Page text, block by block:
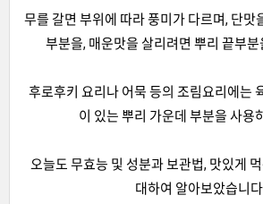
무를 갈면 부위에 따라 풍미가 다르며, 단맛
부분을, 매운맛을 살리려면 뿌리 끝부분
후로후키 요리나 어묵 등의 조림요리에는
이 있는 뿌리 가운데 부분을 사용
오늘도 무효능 및 성분과 보관법, 맛있게
대하여 알아보았습니